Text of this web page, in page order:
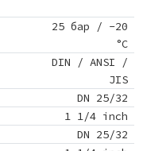
25 бар / -20
°C
DIN / ANSI /
JIS
DN 25/32
1 1/4 inch
DN 25/32